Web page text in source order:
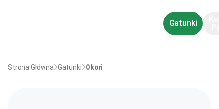
Gatunki
Strona Główna Gatunki Okoń